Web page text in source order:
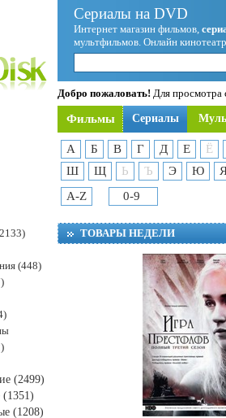
Сериалы на DVD
Интернет магазин фильмов,
мультфильмов. Онлайн
Добро пожаловать! Для просмотра
Фильмы Сериалы
А Б В Г Д Е
Ё
Ш
Щ Ь Ъ Э Ю
A-Z
0-9
ТОВАРЫ НЕДЕЛИ
(448)
(2499)
(1351)
(1208)